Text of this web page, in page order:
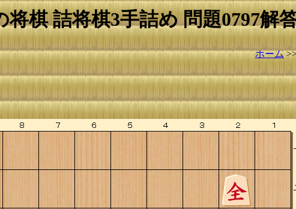
将棋 詰将棋3手詰め 問題0797解
ホーム